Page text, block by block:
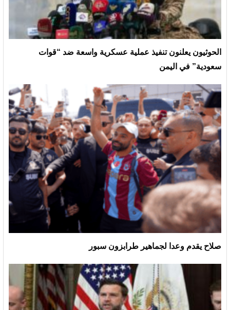
الحوثيون يعلنون تنفيذ عملية عسكرية واسعة ضد “قوات
سعودية” في اليمن
صلاح يقدم وعدا لجماهير طرابزون سبور